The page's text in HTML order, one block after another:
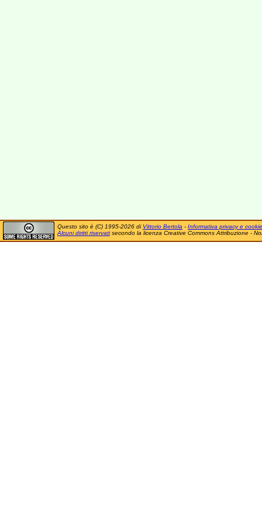
Questo sito è (C) 1995-2026 di Vittorio Bertola - Informativa privacy e cookie
Alcuni diritti riservatisecondo la licenza Creative Commons Attribuzione -